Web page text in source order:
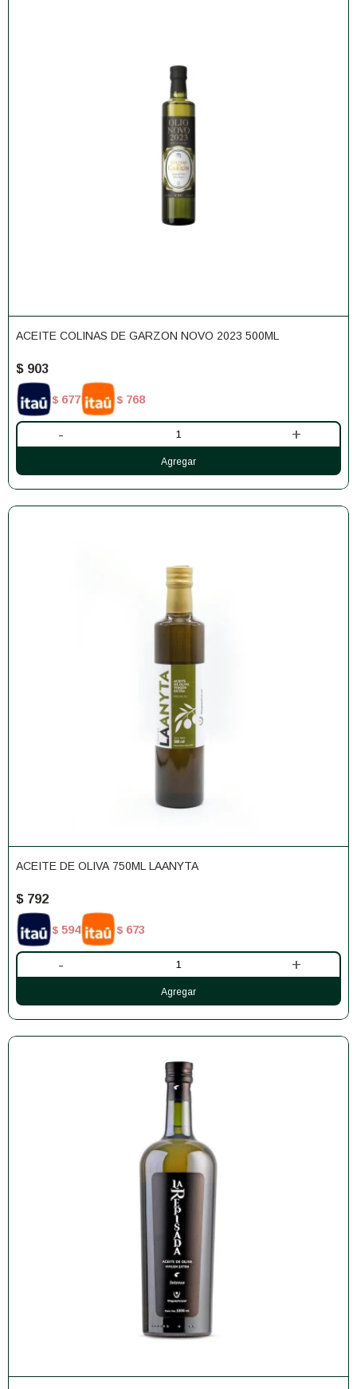
ACEITE COLINAS DE GARZON NOVO 2023 500ML
$ 903
$ 677 $ 768
- +
ACEITE DE OLIVA 750ML LAANYTA
$ 792
$ 594 $ 673
- +